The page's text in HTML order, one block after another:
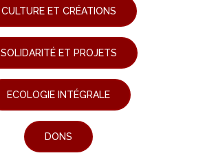
CULTURE ET CRÉATIONS
SOLIDARITÉ ET PROJETS
ECOLOGIE INTÉGRALE
DONS